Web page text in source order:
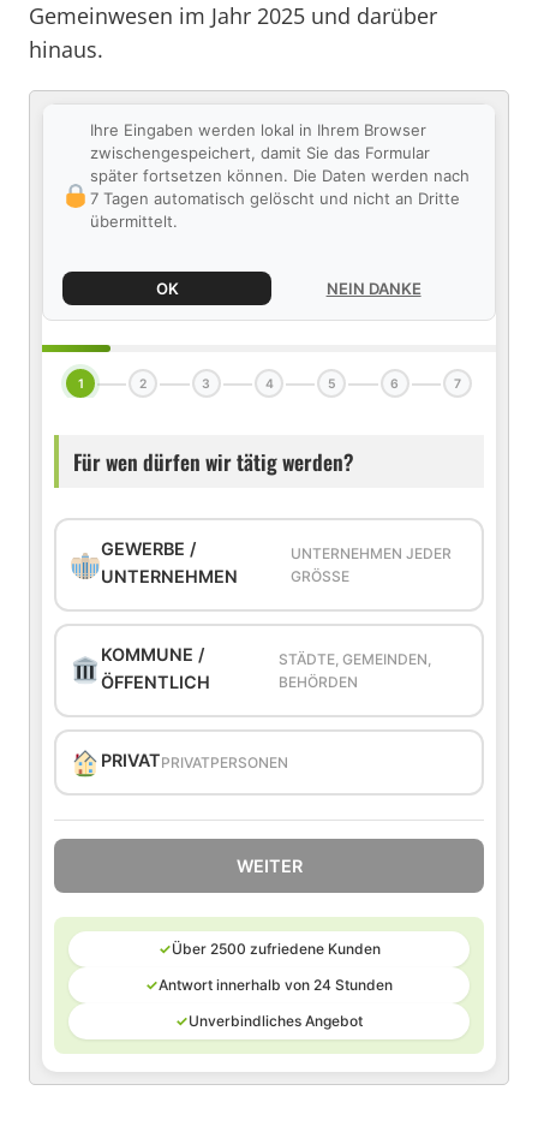
Gemeinwesen im Jahr 2025 und darüber
hinaus.
Ihre Eingaben werden lokal in Ihrem Browser
zwischengespeichert, damit Sie das Formular
später fortsetzen können. Die Daten werden nach
7 Tagen automatisch gelöscht und nicht an Dritte
übermittelt.
OK NEIN DANKE
1 2 3 4 5 6 7
Für wen dürfen wir tätig werden?
GEWERBE /
UNTERNEHMEN
UNTERNEHMEN JEDER
GRÖSSE
KOMMUNE /
ÖFFENTLICH
STÄDTE, GEMEINDEN,
BEHÖRDEN
PRIVATPRIVATPERSONEN
WEITER
✓Über 2500 zufriedene Kunden
✓Antwort innerhalb von 24 Stunden
✓Unverbindliches Angebot